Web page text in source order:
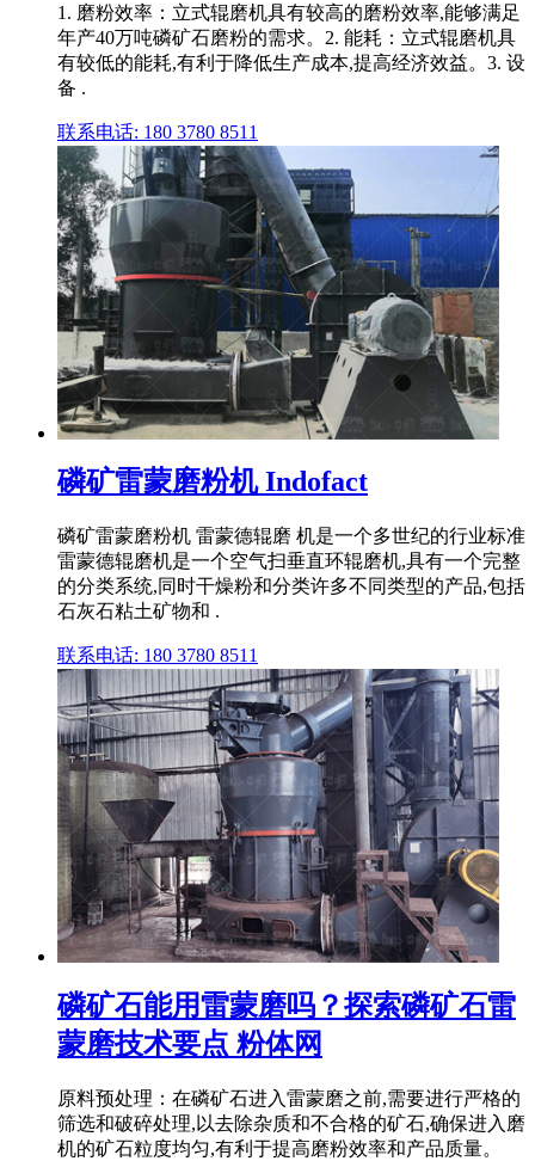
1. 磨粉效率：立式辊磨机具有较高的磨粉效率,能够满足
年产40万吨磷矿石磨粉的需求。2. 能耗：立式辊磨机具
有较低的能耗,有利于降低生产成本,提高经济效益。3. 设
备 .
联系电话: 180 3780 8511
磷矿雷蒙磨粉机 Indofact
磷矿雷蒙磨粉机 雷蒙德辊磨 机是一个多世纪的行业标准
雷蒙德辊磨机是一个空气扫垂直环辊磨机,具有一个完整
的分类系统,同时干燥粉和分类许多不同类型的产品,包括
石灰石粘土矿物和 .
联系电话: 180 3780 8511
磷矿石能用雷蒙磨吗？探索磷矿石雷
蒙磨技术要点 粉体网
原料预处理：在磷矿石进入雷蒙磨之前,需要进行严格的
筛选和破碎处理,以去除杂质和不合格的矿石,确保进入磨
机的矿石粒度均匀,有利于提高磨粉效率和产品质量。